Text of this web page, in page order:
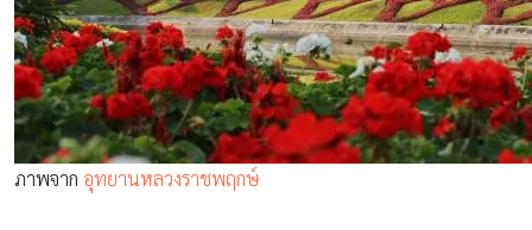
ภาพจาก อุทยานหลวงราชพฤกษ์